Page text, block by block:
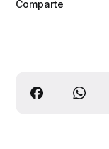
Comparte